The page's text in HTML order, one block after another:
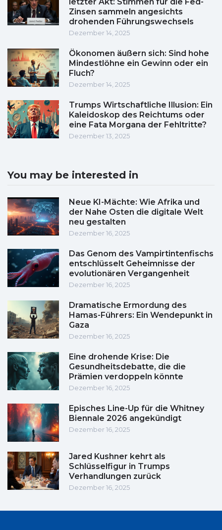
Zinsen sammeln angesichts
drohenden Führungswechsels
Dezember 14, 2025
Ökonomen äußern sich: Sind hohe
Mindestlöhne ein Gewinn oder ein
Fluch?
Dezember 14, 2025
Trumps Wirtschaftliche Illusion: Ein
Kaleidoskop des Reichtums oder
eine Fata Morgana der Fehltritte?
Dezember 13, 2025
You may be interested in
Neue KI-Mächte: Wie Afrika und
der Nahe Osten die digitale Welt
neu gestalten
Dezember 16, 2025
Das Genom des Vampirtintenfischs
entschlüsselt Geheimnisse der
evolutionären Vergangenheit
Dezember 16, 2025
Dramatische Ermordung des
Hamas-Führers: Ein Wendepunkt in
Gaza
Dezember 16, 2025
Eine drohende Krise: Die
Gesundheitsdebatte, die die
Prämien verdoppeln könnte
Dezember 16, 2025
Episches Line-Up für die Whitney
Biennale 2026 angekündigt
Dezember 16, 2025
Jared Kushner kehrt als
Schlüsselfigur in Trumps
Verhandlungen zurück
Dezember 16, 2025